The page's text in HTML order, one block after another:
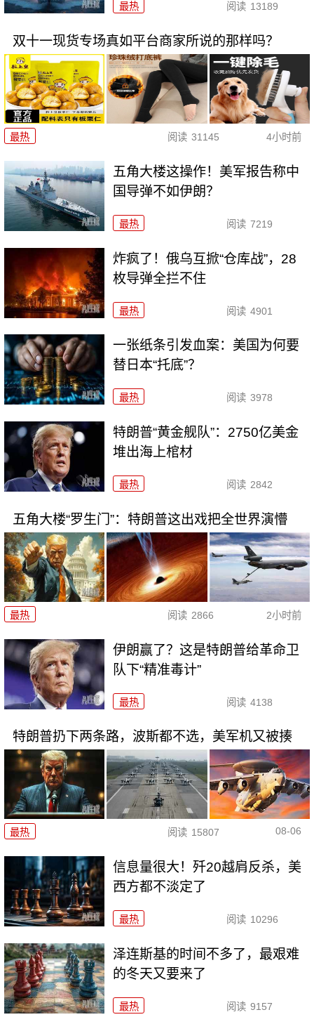
最热 阅读 13189
双十一现货专场真如平台商家所说的那样吗？
最热 阅读 31145 4小时前
五角大楼这操作！美军报告称中
国导弹不如伊朗？
最热 阅读 7219
炸疯了！俄乌互掀“仓库战”，28
枚导弹全拦不住
最热 阅读 4901
一张纸条引发血案：美国为何要
替日本“托底”？
最热 阅读 3978
特朗普“黄金舰队”：2750亿美金
堆出海上棺材
最热 阅读 2842
五角大楼“罗生门”：特朗普这出戏把全世界演懵
最热 阅读 2866 2小时前
伊朗赢了？这是特朗普给革命卫
队下“精准毒计”
最热 阅读 4138
特朗普扔下两条路，波斯都不选，美军机又被揍
最热 阅读 15807 08-06
信息量很大！歼20越肩反杀，美
西方都不淡定了
最热 阅读 10296
泽连斯基的时间不多了，最艰难
的冬天又要来了
最热 阅读 9157